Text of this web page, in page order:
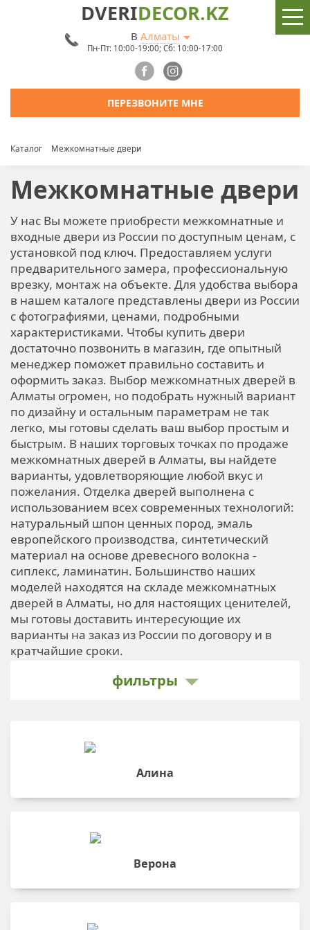
DVERIDECOR.KZ
В Алматы
Пн-Пт: 10:00-19:00; Сб: 10:00-17:00
ПЕРЕЗВОНИТЕ МНЕ
Каталог Межкомнатные двери
Межкомнатные двери
У нас Вы можете приобрести межкомнатные и
входные двери из России по доступным ценам, с
установкой под ключ. Предоставляем услуги
предварительного замера, профессиональную
врезку, монтаж на объекте. Для удобства выбора
в нашем каталоге представлены двери из России
с фотографиями, ценами, подробными
характеристиками. Чтобы купить двери
достаточно позвонить в магазин, где опытный
менеджер поможет правильно составить и
оформить заказ. Выбор межкомнатных дверей в
Алматы огромен, но подобрать нужный вариант
по дизайну и остальным параметрам не так
легко, мы готовы сделать ваш выбор простым и
быстрым. В наших торговых точках по продаже
межкомнатных дверей в Алматы, вы найдете
варианты, удовлетворяющие любой вкус и
пожелания. Отделка дверей выполнена с
использованием всех современных технологий:
натуральный шпон ценных пород, эмаль
европейского производства, синтетический
материал на основе древесного волокна -
сиплекс, ламинатин. Большинство наших
моделей находятся на складе межкомнатных
дверей в Алматы, но для настоящих ценителей,
мы готовы доставить интересующие их
варианты на заказ из России по договору и в
кратчайшие сроки.
фильтры
Алина
Верона